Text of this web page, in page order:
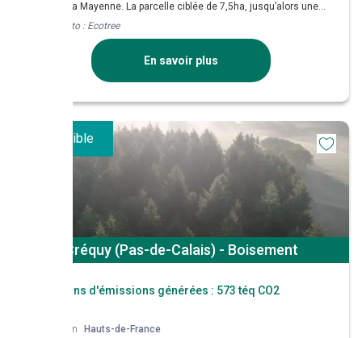
le sud de la Mayenne. La parcelle ciblée de 7,5ha, jusqu’alors une
terre agricole plantée de maïs présente un fort potentiel de
renaturation. Elle sera transformée en forêt mélangée et résiliente,
avec des essences adaptées au changement climatique, dans une
logique de reforestation qualitative et de séquestration carbone sur
le long terme, et où la biodiversité aura toute sa place.
Crédit photo : Ecotree
En savoir plus
Disponible
Créquy (Pas-de-Calais) - Boisement
Réductions d'émissions générées : 573 téq CO2
Région
Hauts-de-France